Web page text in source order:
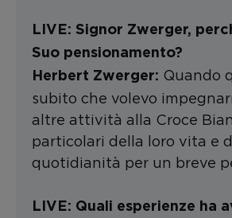
LIVE: Signor Zwerger,
Suo pensionamento?
Herbert Zwerger: Quando
subito che volevo
altre attività alla Croce
particolari della loro vita e
quotidianità per un breve
LIVE: Quali esperienze ha